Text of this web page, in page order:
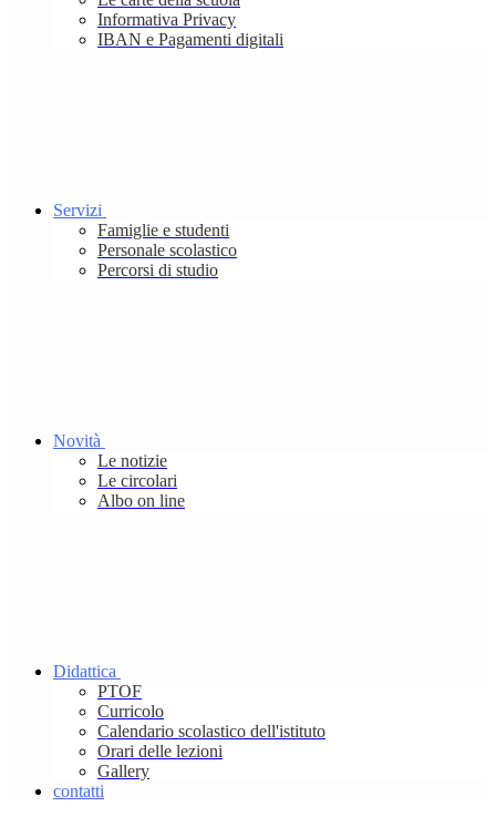
Informativa Privacy
IBAN e Pagamenti digitali
Servizi
Famiglie e studenti
Personale scolastico
Percorsi di studio
Novità
Le notizie
Le circolari
Albo on line
Didattica
PTOF
Curricolo
Calendario scolastico dell'istituto
Orari delle lezioni
Gallery
contatti